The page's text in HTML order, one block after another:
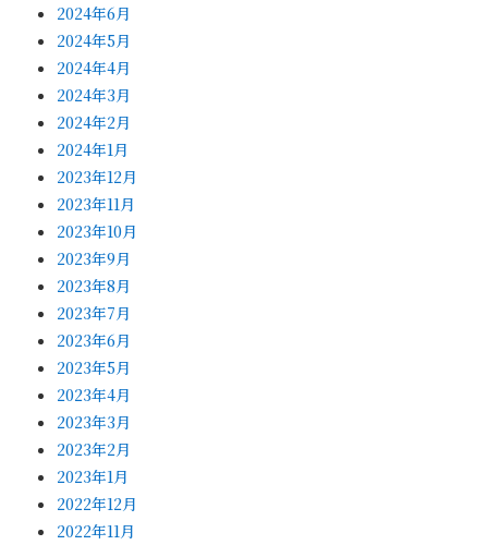
2024年6月
2024年5月
2024年4月
2024年3月
2024年2月
2024年1月
2023年12月
2023年11月
2023年10月
2023年9月
2023年8月
2023年7月
2023年6月
2023年5月
2023年4月
2023年3月
2023年2月
2023年1月
2022年12月
2022年11月